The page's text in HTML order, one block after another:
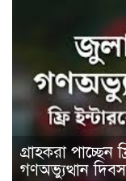
গ্রাহকরা পাচ্ছেন
গণঅভ্যুত্থান